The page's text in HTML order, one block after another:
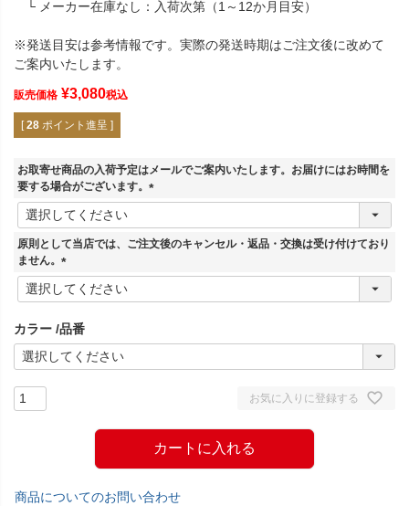
└ メーカー在庫なし：入荷次第（1～12か月目安）
※発送目安は参考情報です。実際の発送時期はご注文後に改めて
ご案内いたします。
販売価格 ¥3,080税込
[ 28 ポイント進呈 ]
お取寄せ商品の入荷予定はメールでご案内いたします。お届けにはお時間を
要する場合がございます。
(
須
原則として当店では、ご注文後のキャンセル・返品・交換は受け付けており
ません。
(
必
)
カラー 品番
お気に入りに登録する
カートに入れる
商品についてのお問い合わせ